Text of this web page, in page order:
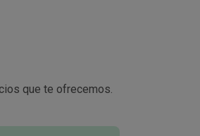
que te ofrecemos.